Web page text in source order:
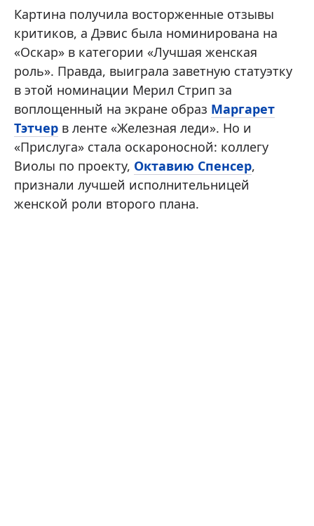
Картина получила восторженные отзывы
критиков, а Дэвис была номинирована на
«Оскар» в категории «Лучшая женская
роль». Правда, выиграла заветную статуэтку
в этой номинации Мерил Стрип за
воплощенный на экране образ Маргарет
Тэтчер в ленте «Железная леди». Но и
«Прислуга» стала оскароносной: коллегу
Виолы по проекту, Октавию Спенсер,
признали лучшей исполнительницей
женской роли второго плана.